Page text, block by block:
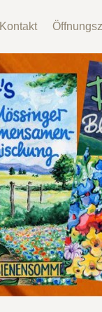
Kontakt